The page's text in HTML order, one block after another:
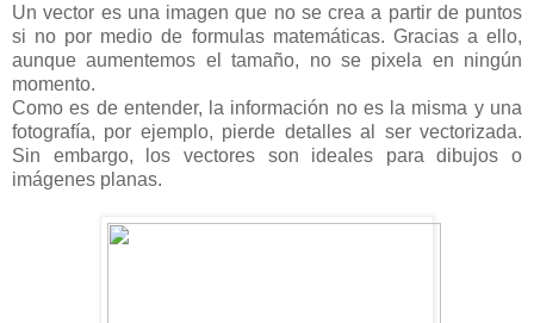
Un vector es una imagen que no se crea a partir de puntos
si no por medio de formulas matemáticas. Gracias a ello,
aunque aumentemos el tamaño, no se pixela en ningún
momento.
Como es de entender, la información no es la misma y una
fotografía, por ejemplo, pierde detalles al ser vectorizada.
Sin embargo, los vectores son ideales para dibujos o
imágenes planas.